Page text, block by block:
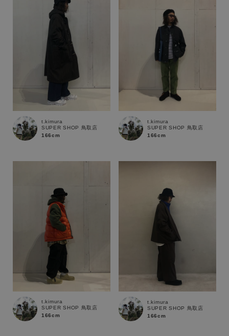
商品タイプ
予約商品
セール価格 WEB限定
在庫
在庫あり 在庫なし含む
t.kimura
SUPER SHOP 鳥取店
166cm
t.kimura
SUPER SHOP 鳥取店
166cm
t.kimura
SUPER SHOP 鳥取店
166cm
t.kimura
SUPER SHOP 鳥取店
166cm